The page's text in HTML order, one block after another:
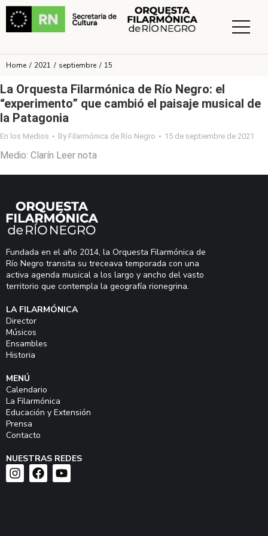
You are here:
Home 2021 septiembre 15
La Orquesta Filarmónica de Río Negro: el
“experimento” que cambió el paisaje musical de
la Patagonia
En los Medios By Filarmónica de Río Negro 15 de septiembre de 2021
Medio: Clarín Leer nota
Fundada en el año 2014, la Orquesta Filarmónica de
Río Negro transita su treceava temporada con una
activa agenda musical a los largo y ancho del vasto
territorio que contempla la geografía rionegrina.
LA FILARMÓNICA
Director
Músicos
Ensambles
Historia
MENÚ
Calendario
La Filarmónica
Educación y Extensión
Prensa
Contacto
NUESTRAS REDES